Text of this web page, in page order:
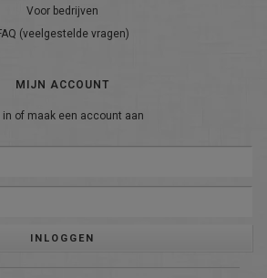
Voor bedrijven
(veelgestelde vragen)
MIJN ACCOUNT
in of maak een account aan
INLOGGEN